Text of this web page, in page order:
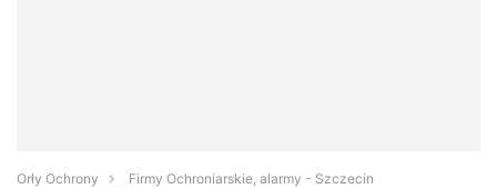
Orły Ochrony
Firmy Ochroniarskie, alarmy - Szczecin